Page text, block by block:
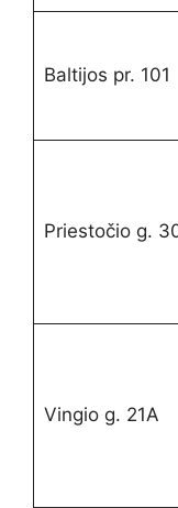
Baltijos pr. 101
Priestočio g.
Vingio g. 21A